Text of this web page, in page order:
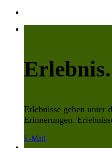
Erlebnis.
Erlebnisse gehen unter
Erinnerungen.
E-Mail